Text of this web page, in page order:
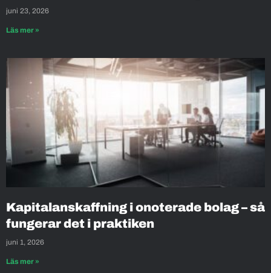
juni 23, 2026
Läs mer »
Kapitalanskaffning i onoterade bolag – så
fungerar det i praktiken
juni 1, 2026
Läs mer »